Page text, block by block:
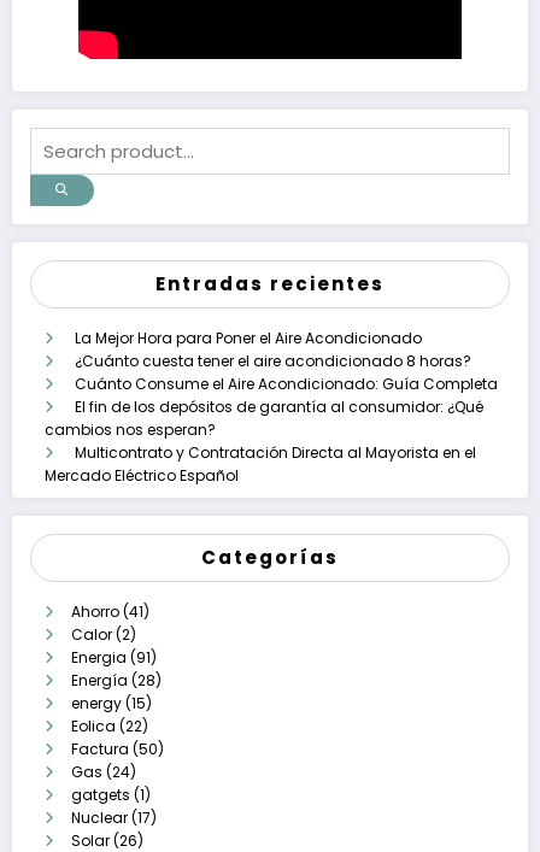
Entradas recientes
La Mejor Hora para Poner el Aire Acondicionado
¿Cuánto cuesta tener el aire acondicionado 8 horas?
Cuánto Consume el Aire Acondicionado: Guía Completa
El fin de los depósitos de garantía al consumidor: ¿Qué
cambios nos esperan?
Multicontrato y Contratación Directa al Mayorista en el
Mercado Eléctrico Español
Categorías
Ahorro(41)
Calor(2)
Energia (91)
Energía (28)
energy(15)
Eolica (22)
Factura (50)
Gas (24)
gatgets (1)
Nuclear(17)
Solar(26)